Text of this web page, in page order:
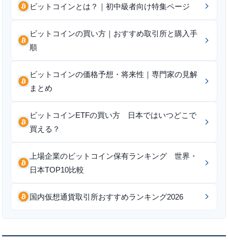
ビットコインとは？｜初中級者向け特集ページ
ビットコインの買い方｜おすすめ取引所と購入手
順
ビットコインの価格予想・将来性｜専門家の見解
まとめ
ビットコインETFの買い方 日本ではいつどこで
買える？
上場企業のビットコイン保有ランキング 世界・
日本TOP10比較
国内仮想通貨取引所おすすめランキング2026